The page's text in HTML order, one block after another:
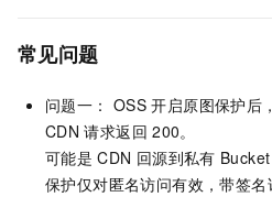
常见问题
问题一： OSS 开启原图保护后
CDN 请求返回 200。
可能是 CDN 回源到私有
保护仅对匿名访问有效，带签名